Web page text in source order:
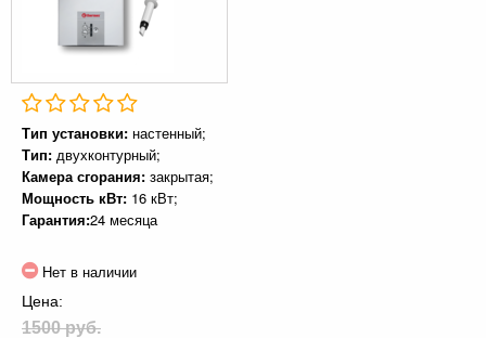
Тип установки: настенный;
Тип: двухконтурный;
Камера сгорания: закрытая;
Мощность кВт: 16 кВт;
Гарантия:24 месяца
Нет в наличии
Цена:
1500 руб.